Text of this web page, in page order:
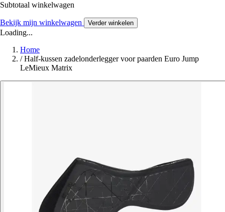
Subtotaal winkelwagen
Bekijk mijn winkelwagen Verder winkelen
Loading...
Home
/ Half-kussen zadelonderlegger voor paarden Euro Jump
LeMieux Matrix